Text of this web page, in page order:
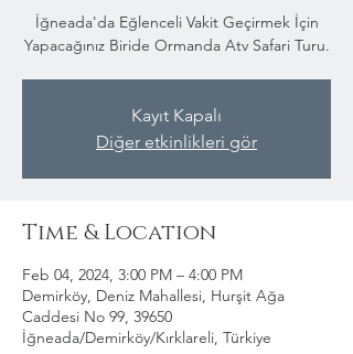
İğneada'da Eğlenceli Vakit Geçirmek İçin
Yapacağınız Biride Ormanda Atv Safari Turu.
Kayıt Kapalı
Diğer etkinlikleri gör
Time & Location
Feb 04, 2024, 3:00 PM – 4:00 PM
Demirköy, Deniz Mahallesi, Hurşit Ağa
Caddesi No 99, 39650
İğneada/Demirköy/Kırklareli, Türkiye